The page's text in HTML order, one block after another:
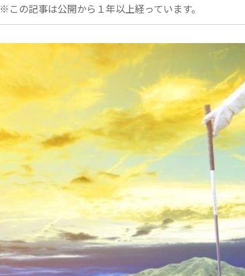
※この記事は公開から１年以上経っています。